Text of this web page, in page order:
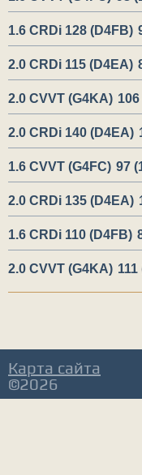
1.6 CRDi 128 (D4FB)
2.0 CRDi 115 (D4EA)
2.0 CVVT (G4KA)
2.0 CRDi 140 (D4EA)
1.6 CVVT (G4FC) 97
2.0 CRDi 135 (D4EA)
1.6 CRDi 110 (D4FB)
2.0 CVVT (G4KA) 111
Карта сайта
©2026